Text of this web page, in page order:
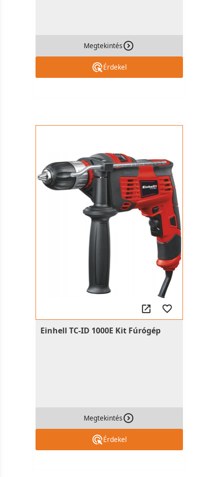
Megtekintés
Érdekel
Einhell TC-ID 1000E Kit Fúrógép
Megtekintés
Érdekel